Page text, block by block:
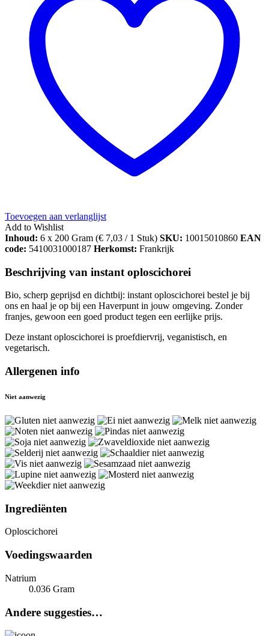
Toevoegen aan verlanglijst
Add to Wishlist
Inhoud: 6 x 200 Gram (€ 7,03 / 1 Stuk) SKU: 10015010860 EAN
code: 5410031000187 Herkomst: Frankrijk
Beschrijving van instant oploscichorei
Bio, scherp geprijsd en dichtbij: instant oploscichorei bestel je bij
ons en haal je op bij een Haverpunt in jouw omgeving. Zonder
franjes, gewoon een goed product tegen een eerlijke prijs.
Deze instant oploscichorei is proefdiervrij, veganistisch, en
vegetarisch.
Allergenen info
Niet aanwezig
Ingrediënten
Oploscichorei
Voedingswaarden
Natrium
0.036 Gram
Andere suggesties…